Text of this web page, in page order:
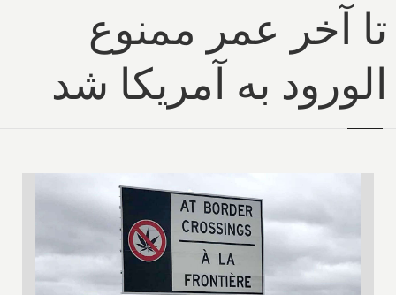
تا آخر عمر ممنوع
الورود به آمریکا شد